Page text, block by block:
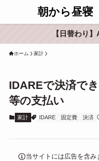
朝から昼寝
【日替わり
ホーム 家計
IDAREで決済で
等の支払い
家計 IDARE 固定費 決済
当サイトには広告を含